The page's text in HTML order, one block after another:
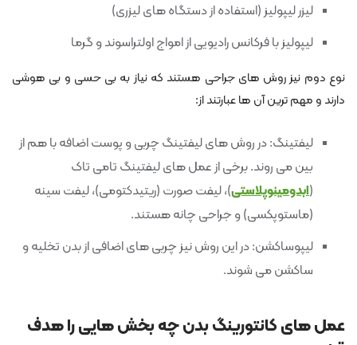
لیزر لیپولیز (استفاده از دستگاه های لیزری)
لیپولیز با فرکانس رادیویی از امواج اولتراسوند و گرما
نوع دوم نیز روش های جراحی هستند که نیاز به بی حسی و بی هوشی
دارند و مهم ترین آن ها عبارتند از:
لیفتینگ: در روش های لیفتینگ چربی و پوست اضافه با هم از
بین می روند. برخی از عمل های لیفتینگ تامی تاک
(ابدومینوپلاستی)، لیفت صورت (ریتیدکتومی)، لیفت سینه
(ماستوپکسی) و جراحی چانه هستند.
لیپوساکشن: در این روش نیز چربی های اضافی از بدن تخلیه و
ساکشن می شوند.
عمل های کانتورینگ بدن چه بخش هایی را هدف